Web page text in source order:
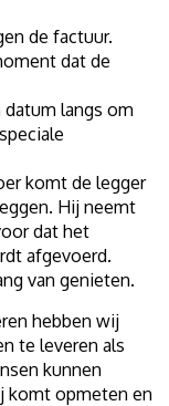
de factuur.
dat de
langs om
komt de legger
Hij neemt
dat het
afgevoerd.
van genieten.
hebben wij
te leveren als
kunnen
komt opmeten en